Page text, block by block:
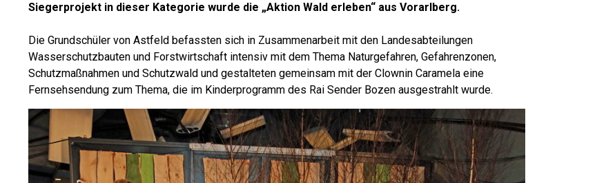
Siegerprojekt in dieser Kategorie wurde die „Aktion Wald erleben“ aus Vorarlberg.
Die Grundschüler von Astfeld befassten sich in Zusammenarbeit mit den Landesabteilungen
Wasserschutzbauten und Forstwirtschaft intensiv mit dem Thema Naturgefahren, Gefahrenzonen,
Schutzmaßnahmen und Schutzwald und gestalteten gemeinsam mit der Clownin Caramela eine
Fernsehsendung zum Thema, die im Kinderprogramm des Rai Sender Bozen ausgestrahlt wurde.